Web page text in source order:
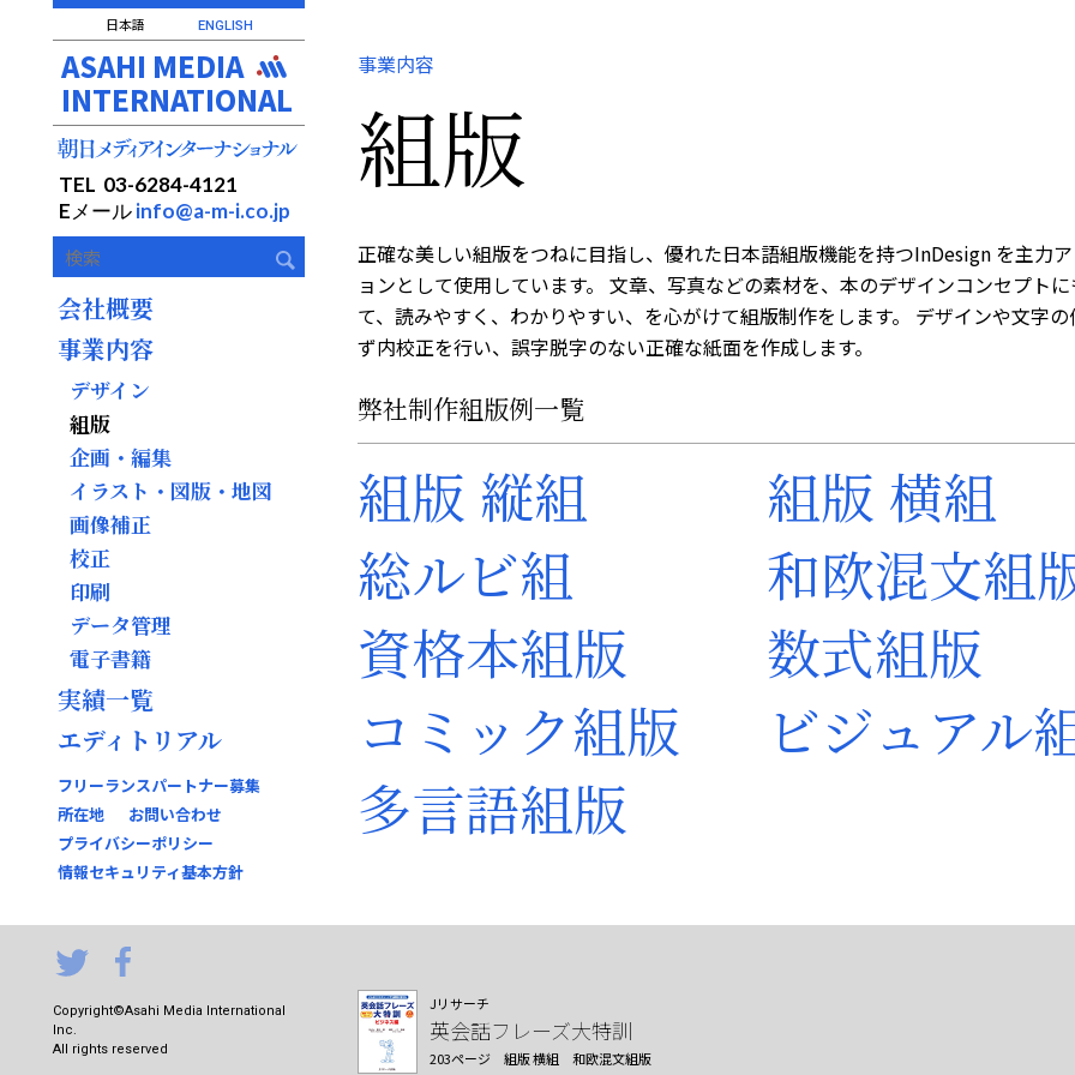
事業内容
組版
正確な美しい組版をつねに目指し、優れた日本語組版機能を持つInDesign を主力
ョンとして使用しています。 文章、写真などの素材を、本のデザインコンセプト
て、読みやすく、わかりやすい、を心がけて組版制作をします。 デザインや文字
ず内校正を行い、誤字脱字のない正確な紙面を作成します。
弊社制作組版例一覧
組版 縦組
組版 横組
総ルビ組
和欧混文組
資格本組版
数式組版
コミック組版
ビジュアル
多言語組版
Jリサーチ
英会話フレーズ大特訓
203ページ 組版 横組 和欧混文組版
日本語 ENGLISH
ASAHI MEDIA
INTERNATIONAL
TEL 03-6284-4121
Eメールinfo@a-m-i.co.jp
会社概要
事業内容
デザイン
組版
企画・編集
イラスト・図版・地図
画像補正
校正
印刷
データ管理
電子書籍
実績一覧
エディトリアル
フリーランスパートナー募集
所在地
お問い合わせ
プライバシーポリシー
情報セキュリティ基本方針
Copyright©Asahi Media International
Inc.
All rights reserved